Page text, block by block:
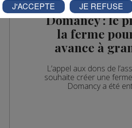
Domancy : le
la ferme
avance à
L’appel aux dons de
souhaite créer une
Domancy a été
J'ACCEPTE JE REFUSE